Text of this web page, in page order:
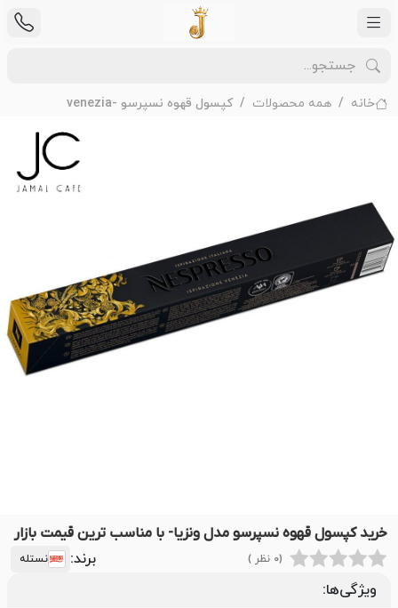
خانه همه محصولات کپسول قهوه نسپرسو -venezia
خرید کپسول قهوه نسپرسو مدل ونزیا- با مناسب ترین قیمت بازار
(0 نظر ) برند: نستله
ویژگی‌ها: